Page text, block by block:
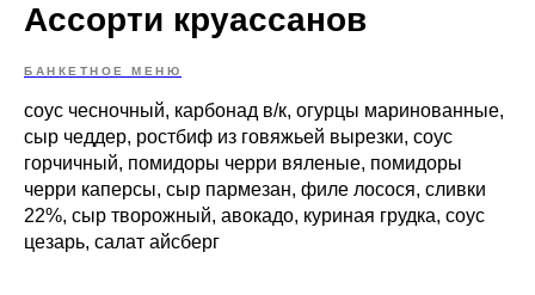
Ассорти круассанов
БАНКЕТНОЕ МЕНЮ
соус чесночный, карбонад в/к, огурцы маринованные,
сыр чеддер, ростбиф из говяжьей вырезки, соус
горчичный, помидоры черри вяленые, помидоры
черри каперсы, сыр пармезан, филе лосося, сливки
22%, сыр творожный, авокадо, куриная грудка, соус
цезарь, салат айсберг